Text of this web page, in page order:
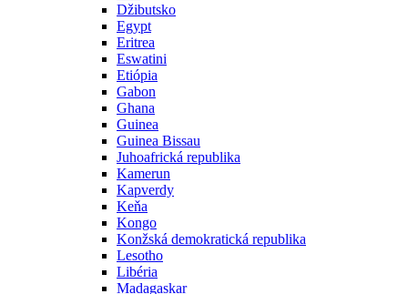
Džibutsko
Egypt
Eritrea
Eswatini
Etiópia
Gabon
Ghana
Guinea
Guinea Bissau
Juhoafrická republika
Kamerun
Kapverdy
Keňa
Kongo
Konžská demokratická republika
Lesotho
Libéria
Madagaskar